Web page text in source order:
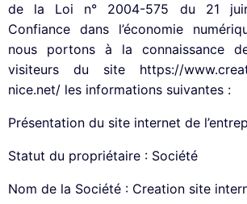
de la Loi n° 2004-575 du 21
Confiance dans l’économie
nous portons à la connaissance
visiteurs du site https://
nice.net/ les informations suivantes :
Présentation du site internet de
Statut du propriétaire : Société
Nom de la Société : Creation site